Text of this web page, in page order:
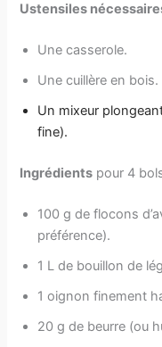
Ustensiles
Une casserole.
Une cuillère en bois.
Un mixeur
fine).
Ingrédients pour 4
100 g de flocons
préférence).
1 L de bouillon de
1 oignon finement
20 g de beurre (ou